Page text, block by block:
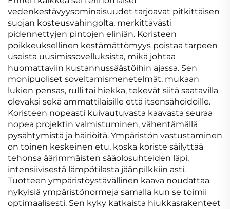
vedenkestävyysominaisuudet tarjoavat pitkittäisen
suojan kosteusvahingolta, merkittävästi
pidennettyjen pintojen eliniän. Koristeen
poikkeuksellinen kestämättömyys poistaa tarpeen
useista uusimissovelluksista, mikä johtaa
huomattaviin kustannussäästöihin ajassa. Sen
monipuoliset soveltamismenetelmät, mukaan
lukien pensas, rulli tai hiekka, tekevät siitä saatavilla
olevaksi sekä ammattilaisille että itsensähoidoille.
Koristeen nopeasti kuivautuvasta kaavasta seuraa
nopea projektin valmistuminen, vähentämällä
pysähtymistä ja häiriöitä. Ympäristön vastustaminen
on toinen keskeinen etu, koska koriste säilyttää
tehonsa äärimmäisten sääolosuhteiden läpi,
intensiivisestä lämpötilasta jäänpilkkiin asti.
Tuotteen ympäristöystävällinen kaava noudattaa
nykyisiä ympäristönormeja samalla kun se toimii
optimaalisesti. Sen kyky katkaista hiukkasrakenteet